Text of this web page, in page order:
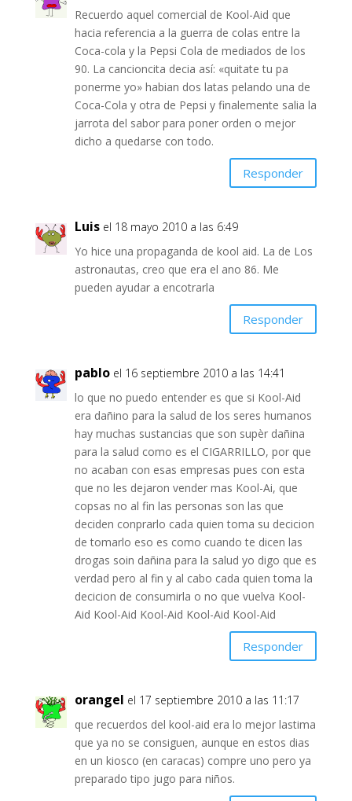
Recuerdo aquel comercial de Kool-Aid que
hacia referencia a la guerra de colas entre la
Coca-cola y la Pepsi Cola de mediados de los
90. La cancioncita decia así: «quitate tu pa
ponerme yo» habian dos latas pelando una de
Coca-Cola y otra de Pepsi y finalemente salia la
jarrota del sabor para poner orden o mejor
dicho a quedarse con todo.
Responder
Luis el 18 mayo 2010 a las 6:49
Yo hice una propaganda de kool aid. La de Los
astronautas, creo que era el ano 86. Me
pueden ayudar a encotrarla
Responder
pablo el 16 septiembre 2010 a las 14:41
lo que no puedo entender es que si Kool-Aid
era dañino para la salud de los seres humanos
hay muchas sustancias que son supèr dañina
para la salud como es el CIGARRILLO, por que
no acaban con esas empresas pues con esta
que no les dejaron vender mas Kool-Ai, que
copsas no al fin las personas son las que
deciden conprarlo cada quien toma su decicion
de tomarlo eso es como cuando te dicen las
drogas soin dañina para la salud yo digo que es
verdad pero al fin y al cabo cada quien toma la
decicion de consumirla o no que vuelva Kool-
Aid Kool-Aid Kool-Aid Kool-Aid Kool-Aid
Responder
orangel el 17 septiembre 2010 a las 11:17
que recuerdos del kool-aid era lo mejor lastima
que ya no se consiguen, aunque en estos dias
en un kiosco (en caracas) compre uno pero ya
preparado tipo jugo para niños.